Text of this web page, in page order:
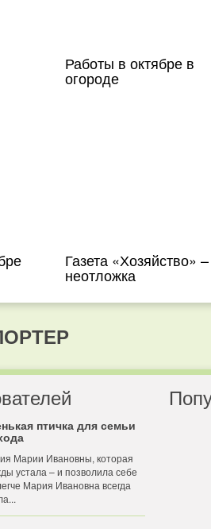
Работы в октябре в
огороде
Газета «Хозяйство»
неотложка
птичка для семьи
Марии Ивановны, которая
устала – и позволила себе
Мария Ивановна всегда